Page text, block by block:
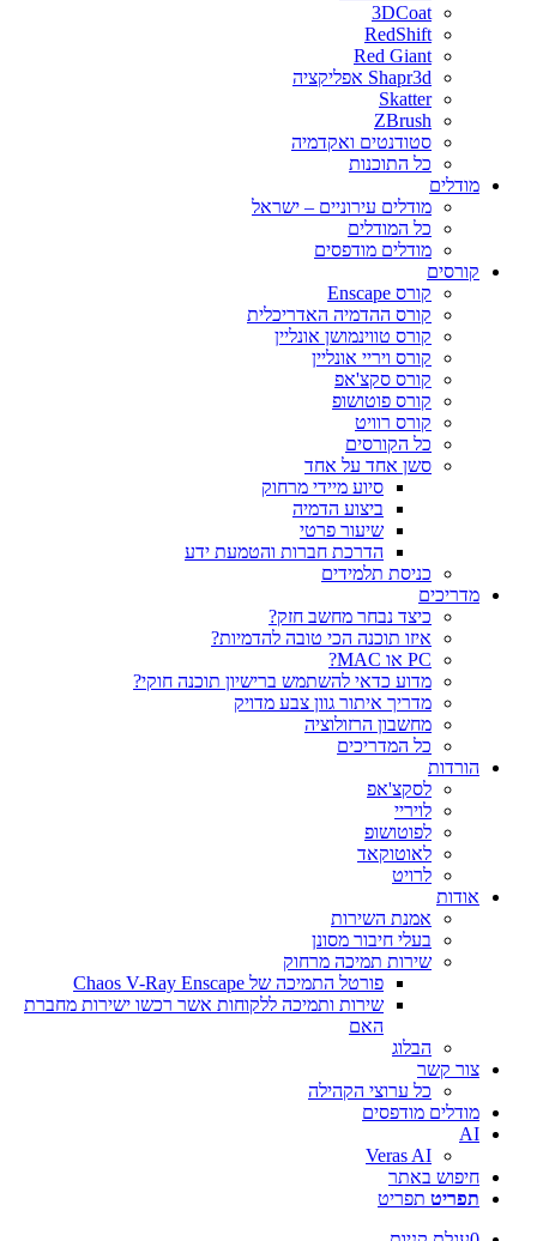
3DCoat
RedShift
Red Giant
Shapr3d אפליקציה
Skatter
ZBrush
סטודנטים ואקדמיה
כל התוכנות
מודלים
מודלים עירוניים – ישראל
כל המודלים
מודלים מודפסים
קורסים
קורס Enscape
קורס ההדמיה האדריכלית
קורס טווינמושן אונליין
קורס ויריי אונליין
קורס סקצ'אפ
קורס פוטושופ
קורס רוויט
כל הקורסים
סשן אחד על אחד
סיוע מיידי מרחוק
ביצוע הדמיה
שיעור פרטי
הדרכת חברות והטמעת ידע
כניסת תלמידים
מדריכים
כיצד נבחר מחשב חזק?
איזו תוכנה הכי טובה להדמיות?‎‎
PC או MAC?
מדוע כדאי להשתמש ברישיון תוכנה חוקי?
מדריך איתור גוון צבע מדויק
מחשבון הרזולוציה
כל המדריכים
הורדות
לסקצ'אפ
לויריי
לפוטושופ
לאוטוקאד
לרויט
אודות
אמנת השירות
בעלי חיבור מסונן
שירות תמיכה מרחוק
פורטל התמיכה של Chaos V-Ray Enscape
שירות ותמיכה ללקוחות אשר רכשו ישירות מחברת
האם
הבלוג
צור קשר
כל ערוצי הקהילה
מודלים מודפסים
AI
Veras AI
חיפוש באתר
תפריט תפריט